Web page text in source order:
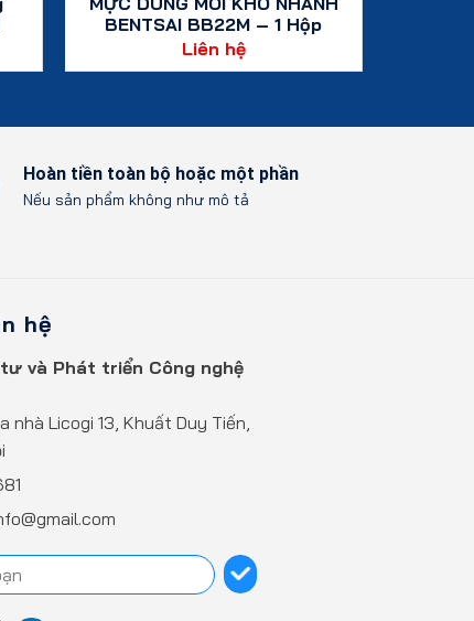
BENTSAI BB22M – 1 Hộp
Liên hệ
Hoàn tiền toàn bộ hoặc một phần
Nếu sản phẩm không như mô tả
hệ
và Phát triển Công nghệ
nhà Licogi 13, Khuất Duy Tiến,